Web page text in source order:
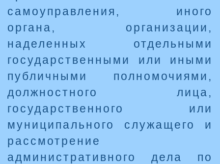
самоуправления, иного
органа, организации,
наделенных отдельными
государственными или иными
публичными полномочиями,
должностного лица,
государственного или
муниципального служащего и
рассмотрение
административного дела по